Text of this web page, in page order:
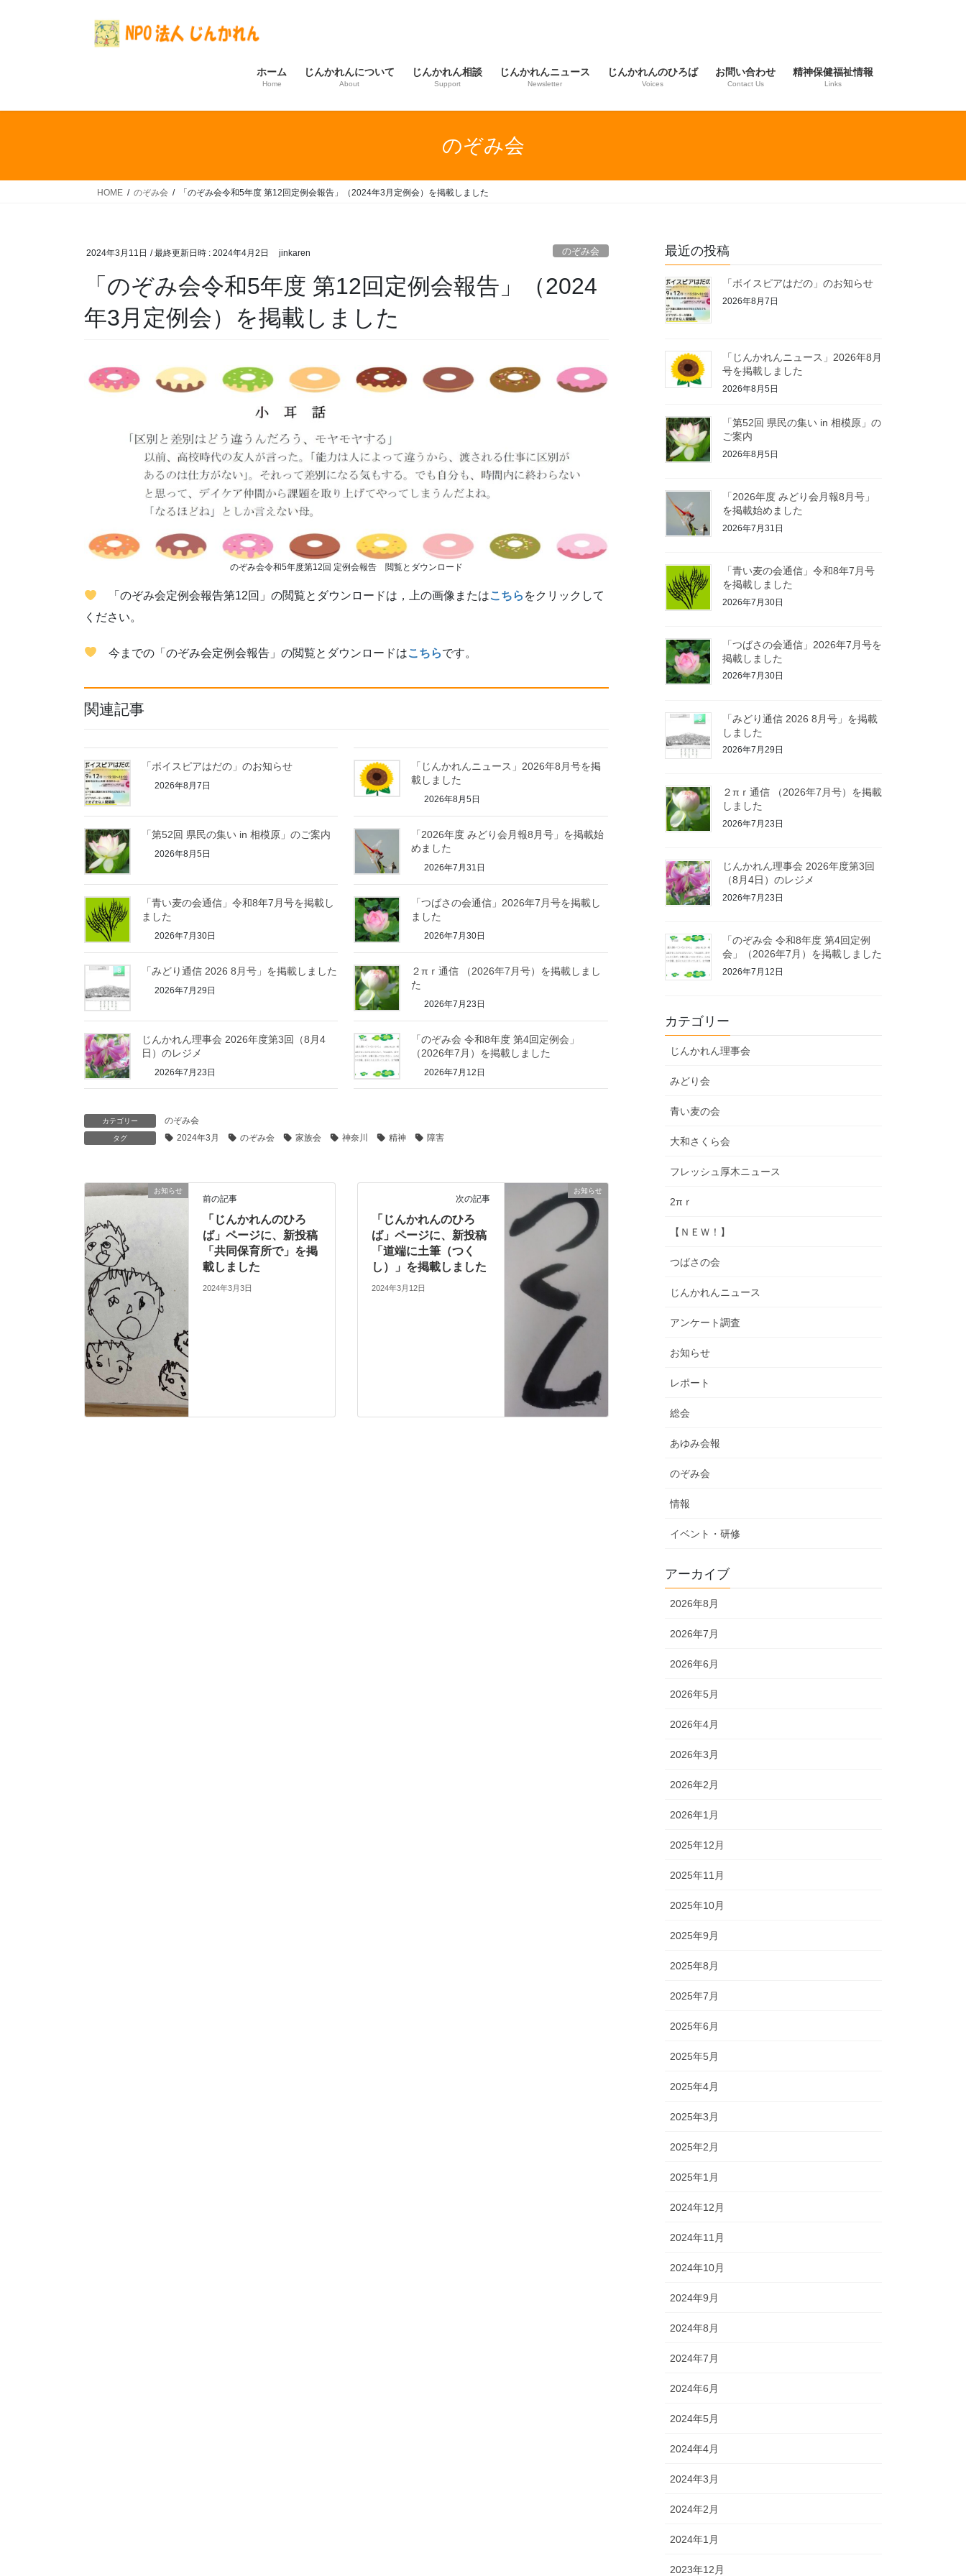
ス
ン
ホーム
Home
じんかれんについて
About
じんかれん相談
Support
じんかれんニュース
Newsletter
じんかれんのひろば
Voices
お問い合わせ
Contact Us
精神保健福祉情報
Links
のぞみ会
HOME のぞみ会 「のぞみ会令和5年度 第12回定例会報告」（2024年3月定例会）を掲載しました
2024年3月11日 / 最終更新日時 : 2024年4月2日 jinkaren のぞみ会
「のぞみ会令和5年度 第12回定例会報告」（2024
年3月定例会）を掲載しました
のぞみ会令和5年度第12回 定例会報告 閲覧とダウンロード
「のぞみ会定例会報告第12回」の閲覧とダウンロードは，上の画像またはこちら をクリックして
ください。
今までの「のぞみ会定例会報告」の閲覧とダウンロードはこちらです。
関連記事
「ボイスピアはだの」のお知らせ
2026年8月7日
「じんかれんニュース」2026年8月号を掲
載しました
2026年8月5日
「第52回 県民の集い in 相模原」のご案内
2026年8月5日
「2026年度 みどり会月報8月号」を掲載始
めました
2026年7月31日
「青い麦の会通信」令和8年7月号を掲載し
ました
2026年7月30日
「つばさの会通信」2026年7月号を掲載し
ました
2026年7月30日
「みどり通信 2026 8月号」を掲載しました
2026年7月29日
２πｒ通信 （2026年7月号）を掲載しまし
た
2026年7月23日
じんかれん理事会 2026年度第3回（8月4
日）のレジメ
2026年7月23日
「のぞみ会 令和8年度 第4回定例会」
（2026年7月）を掲載しました
2026年7月12日
カテゴリー のぞみ会
タグ 2024年3月 のぞみ会 家族会 神奈川 精神 障害
お知らせ
前の記事
「じんかれんのひろ
ば」ページに、新投稿
「共同保育所で」を掲
載しました
2024年3月3日
お知らせ
次の記事
「じんかれんのひろ
ば」ページに、新投稿
「道端に土筆（つく
し）」を掲載しました
2024年3月12日
最近の投稿
「ボイスピアはだの」のお知らせ
2026年8月7日
「じんかれんニュース」2026年8月
号を掲載しました
2026年8月5日
「第52回 県民の集い in 相模原」の
ご案内
2026年8月5日
「2026年度 みどり会月報8月号」
を掲載始めました
2026年7月31日
「青い麦の会通信」令和8年7月号
を掲載しました
2026年7月30日
「つばさの会通信」2026年7月号を
掲載しました
2026年7月30日
「みどり通信 2026 8月号」を掲載
しました
2026年7月29日
２πｒ通信 （2026年7月号）を掲載
しました
2026年7月23日
じんかれん理事会 2026年度第3回
（8月4日）のレジメ
2026年7月23日
「のぞみ会 令和8年度 第4回定例
会」（2026年7月）を掲載しました
2026年7月12日
カテゴリー
じんかれん理事会
みどり会
青い麦の会
大和さくら会
フレッシュ厚木ニュース
2πｒ
【ＮＥＷ！】
つばさの会
じんかれんニュース
アンケート調査
お知らせ
レポート
総会
あゆみ会報
のぞみ会
情報
イベント・研修
アーカイブ
2026年8月
2026年7月
2026年6月
2026年5月
2026年4月
2026年3月
2026年2月
2026年1月
2025年12月
2025年11月
2025年10月
2025年9月
2025年8月
2025年7月
2025年6月
2025年5月
2025年4月
2025年3月
2025年2月
2025年1月
2024年12月
2024年11月
2024年10月
2024年9月
2024年8月
2024年7月
2024年6月
2024年5月
2024年4月
2024年3月
2024年2月
2024年1月
2023年12月